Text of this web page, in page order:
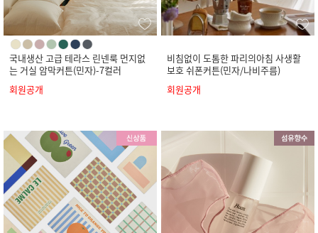
국내생산 고급 테라스 린넨룩 먼지없
는 거실 암막커튼(민자)-7컬러
회원공개
비침없이 도톰한 파리의아침 사생활
보호 쉬폰커튼(민자/나비주름)
회원공개